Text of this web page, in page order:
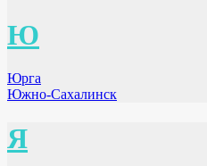
Ю
Юрга
Южно-Сахалинск
Я